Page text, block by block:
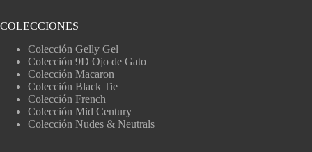
COLECCIONES
Colección Gelly Gel
Colección 9D Ojo de Gato
Colección Macaron
Colección Black Tie
Colección French
Colección Mid Century
Colección Nudes & Neutrals